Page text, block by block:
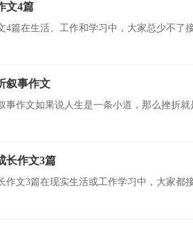
文4篇
4篇在生活、工作和学习中，大家总少不
叙事作文
事作文如果说人生是一条小道，那么挫折
长作文3篇
作文3篇在现实生活或工作学习中，大家